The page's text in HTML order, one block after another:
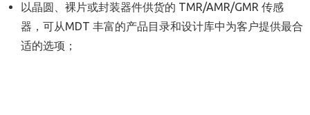
以晶圆、裸片或封装器件供货的 TMR/AMR/GMR 传感
器，可从MDT 丰富的产品目录和设计库中为客户提供最合
适的选项；